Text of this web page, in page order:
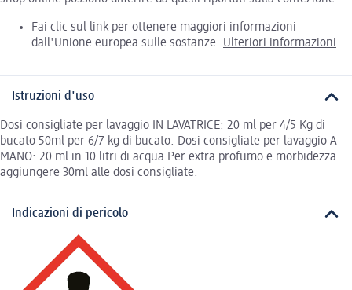
Fai clic sul link per ottenere maggiori informazioni
dall'Unione europea sulle sostanze. Ulteriori informazioni
Istruzioni d'uso
Dosi consigliate per lavaggio IN LAVATRICE: 20 ml per 4/5 Kg di
bucato 50ml per 6/7 kg di bucato. Dosi consigliate per lavaggio A
MANO: 20 ml in 10 litri di acqua Per extra profumo e morbidezza
aggiungere 30ml alle dosi consigliate.
Indicazioni di pericolo